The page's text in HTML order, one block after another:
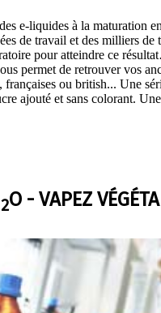
e-liquides à la maturation
de travail et des milliers de
pour atteindre ce
permet de retrouver vos
françaises ou british... Une
ajouté et sans colorant.
2O - VAPEZ